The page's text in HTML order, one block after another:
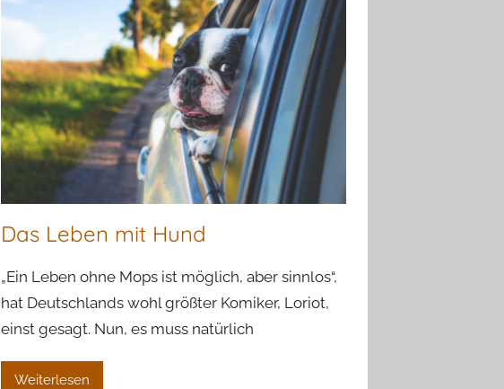
Das Leben mit Hund
„Ein Leben ohne Mops ist möglich, aber sinnlos“,
hat Deutschlands wohl größter Komiker, Loriot,
einst gesagt. Nun, es muss natürlich
Weiterlesen